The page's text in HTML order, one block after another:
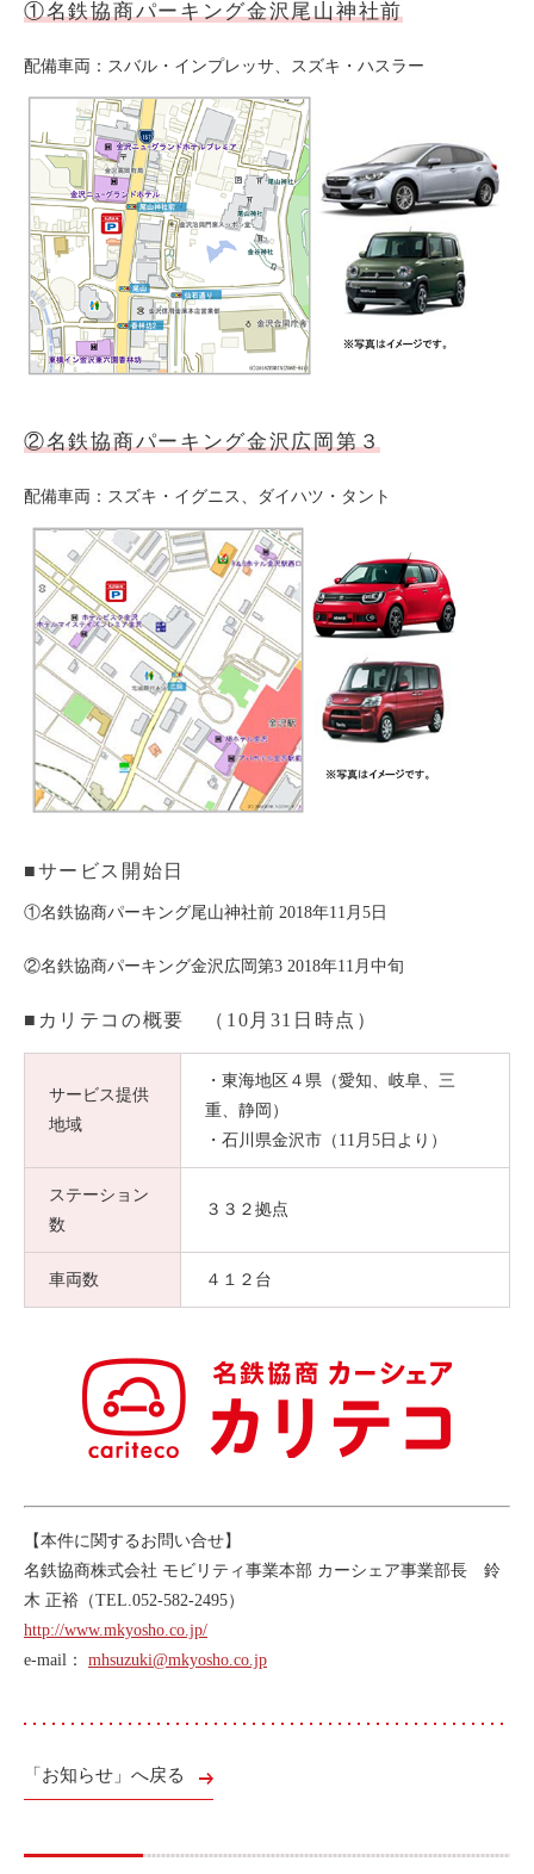
長時間利用もおトク
社有車との比較
利用シーン
お客様の声
ご入会方法
よくある質問
会社案内 お問い合わせ
ご入会はこちら 会員ログイン
保険補償内容 個人情報の取扱い
環境への取組み 貸渡約款
ご利用の手引き 特定商取引について
サイトマップ
①名鉄協商パーキング金沢尾山神社前
配備車両：スバル・インプレッサ、スズキ・ハスラー
②名鉄協商パーキング金沢広岡第３
配備車両：スズキ・イグニス、ダイハツ・タント
■サービス開始日
①名鉄協商パーキング尾山神社前 2018年11月5日
②名鉄協商パーキング金沢広岡第3 2018年11月中旬
■カリテコの概要 （10月31日時点）
サービス提供
地域
・東海地区４県（愛知、岐阜、三
重、静岡）
・石川県金沢市（11月5日より）
ステーション
数
３３２拠点
車両数 ４１２台
【本件に関するお問い合せ】
名鉄協商株式会社 モビリティ事業本部 カーシェア事業部長 鈴
木 正裕（TEL.052-582-2495）
http://www.mkyosho.co.jp/
e-mail： mhsuzuki@mkyosho.co.jp
「お知らせ」へ戻る